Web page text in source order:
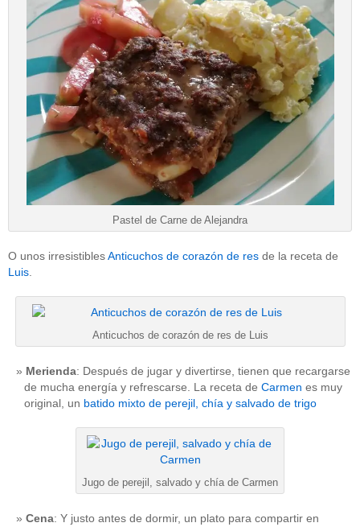
Pastel de Carne de Alejandra
O unos irresistiblesAnticuchos de corazón de res de la receta de
Luis.
Anticuchos de corazón de res de Luis
Merienda: Después de jugar y divertirse, tienen que recargarse
de mucha energía y refrescarse. La receta de Carmen es muy
original, un batido mixto de perejil, chía y salvado de trigo
Jugo de perejil, salvado y chía de Carmen
Cena: Y justo antes de dormir, un plato para compartir en